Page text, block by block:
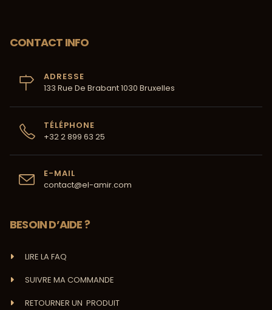
CONTACT INFO
ADRESSE
133 Rue De Brabant 1030 Bruxelles
TÉLÉPHONE
+32 2 899 63 25
E-MAIL
contact@el-amir.com
BESOIN D’AIDE ?
LIRE LA FAQ
SUIVRE MA COMMANDE
RETOURNER UN PRODUIT